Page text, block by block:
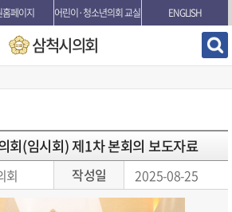
홈페이지 어린이·청소년의회 교실
ENGLISH
삼척시의회
회(임시회) 제1차 본회의 보도자료
회 작성일 2025-08-25